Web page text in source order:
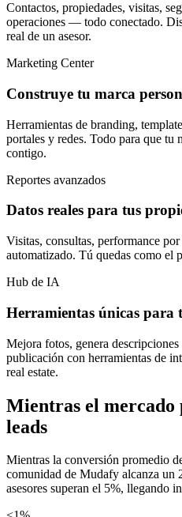
Contactos, propiedades, visitas,
operaciones — todo conectado.
real de un asesor.
Marketing Center
Construye tu marca
Herramientas de branding,
portales y redes. Todo para que tu
contigo.
Reportes avanzados
Datos reales para tus
Visitas, consultas, performance
automatizado. Tú quedas como el
Hub de IA
Herramientas únicas para
Mejora fotos, genera
publicación con herramientas de
real estate.
Mientras el mercado
leads
Mientras la conversión promedio
comunidad de Mudafy alcanza un
asesores superan el 5%, llegando